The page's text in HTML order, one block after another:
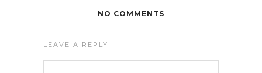
NO COMMENTS
LEAVE A REPLY